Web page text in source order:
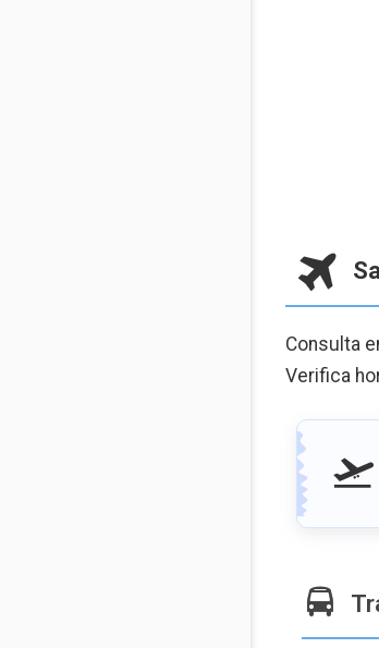
Consulta
Verifica